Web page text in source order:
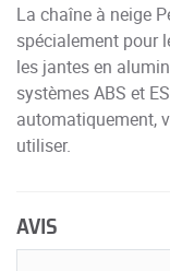
La chaîne à neige
spécialement pour
les jantes en
systèmes ABS et
automatiquement,
utiliser.
AVIS